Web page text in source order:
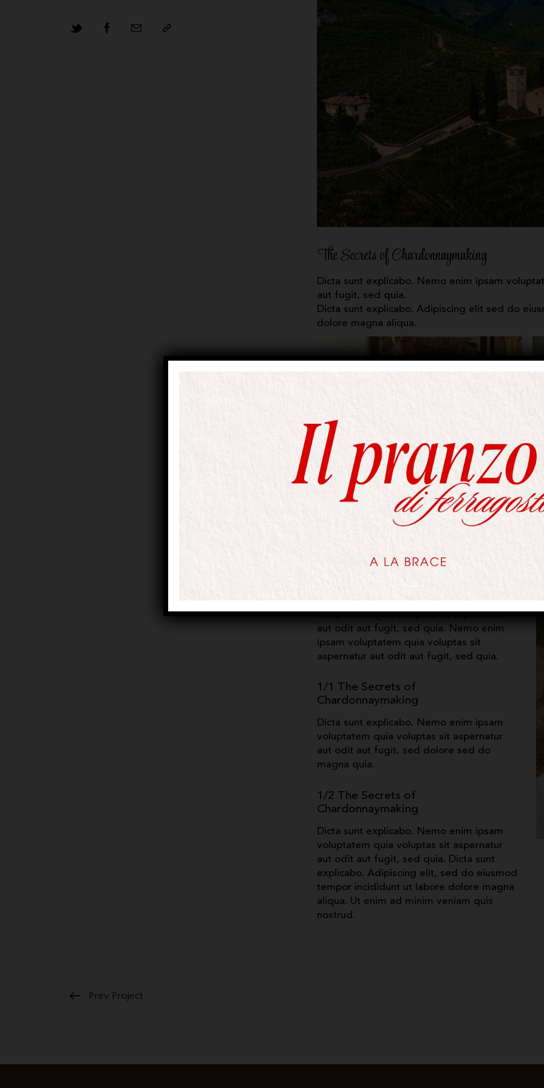
The Secrets of Chardonnaymaking
Dicta sunt explicabo. Nemo enim ipsam
aut fugit, sed quia.
Dicta sunt explicabo. Adipiscing elit sed do
dolore magna aliqua.
Dicta sunt explicabo. Nemo enim ipsam
aut fugit, sed quia. Nemo enim ipsam
aut fugit, sed quia. Dicta sunt explicabo.
incididunt ut labore et dolore magna aliqua.
Dicta sunt explicabo. Nemo enim ipsam
voluptatem quia voluptas sit aspernatur
aut odit aut fugit, sed quia. Nemo enim
ipsam voluptatem quia voluptas sit
aspernatur aut odit aut fugit, sed quia.
1/1 The Secrets of
Chardonnaymaking
Dicta sunt explicabo. Nemo enim ipsam
voluptatem quia voluptas sit aspernatur
aut odit aut fugit, sed dolore sed do
magna quia.
1/2 The Secrets of
Chardonnaymaking
Dicta sunt explicabo. Nemo enim ipsam
voluptatem quia voluptas sit aspernatur
aut odit aut fugit, sed quia. Dicta sunt
explicabo. Adipiscing elit, sed do eiusmod
tempor incididunt ut labore dolore magna
aliqua. Ut enim ad minim veniam quis
nostrud.
Prev Project